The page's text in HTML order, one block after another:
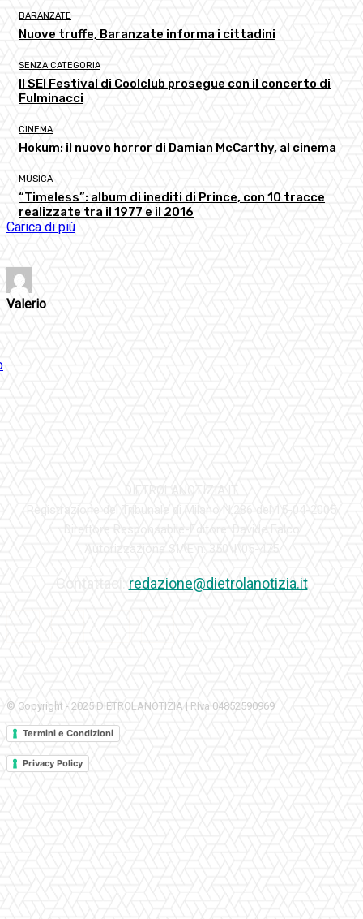
BARANZATE
Nuove truffe, Baranzate informa i cittadini
SENZA CATEGORIA
Il SEI Festival di Coolclub prosegue con il concerto di
Fulminacci
CINEMA
Hokum: il nuovo horror di Damian McCarthy, al cinema
MUSICA
“Timeless”: album di inediti di Prince, con 10 tracce
realizzate tra il 1977 e il 2016
Carica di più
Valerio
redazione@dietrolanotizia.it
© Copyright - 2025 DIETROLANOTIZIA | P.Iva 04852590969
Termini e Condizioni
Privacy Policy